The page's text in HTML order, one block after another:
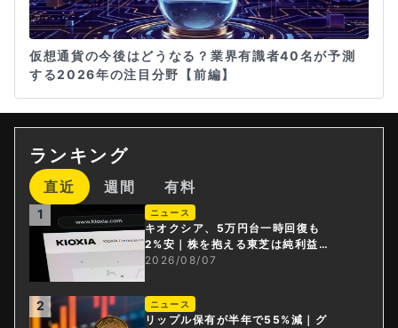
仮想通貨の今後はどうなる？業界有識者40名が予測
する2026年の注目分野【前編】
ランキング
直近 週間 有料
1 ニュース
キオクシア、5万円台一時回復も
2%安｜株を抱える東芝は純利益3
0倍
2026/08/07
2 ニュース
リップル保有が半年で55%減｜グ